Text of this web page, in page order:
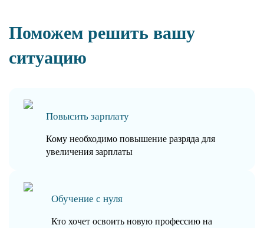
Поможем решить вашу
ситуацию
Повысить зарплату
Кому необходимо повышение разряда для
увеличения зарплаты
Обучение с нуля
Кто хочет освоить новую профессию на